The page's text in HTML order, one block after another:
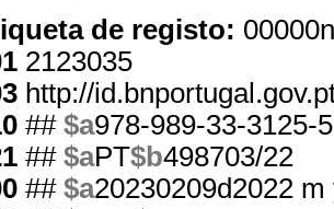
de registo:
2123035
http://
## $a978-989-33-3125-5
## $aPT$b498703/22
## $a20230209d2022